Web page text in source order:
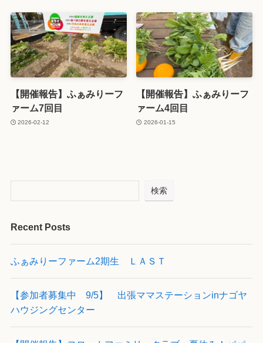
【開催報告】ふぁみりーフ
ァーム7回目
2026-02-12
【開催報告】ふぁみりーフ
ァーム4回目
2026-01-15
検索
Recent Posts
ふぁみりーファーム2期生 ＬＡＳＴ
【参加者募集中 9/5】 出張ママステーションinナゴヤ
ハウジングセンター